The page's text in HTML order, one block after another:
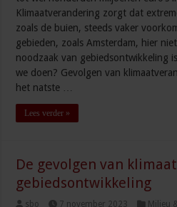
Klimaatverandering zorgt dat
zoals de buien, steeds vaker
gebieden, zoals Amsterdam, hier
noodzaak van gebiedsontwikkeling
we doen? Gevolgen van
het natste …
Lees verder »
De gevolgen van
gebiedsontwikkeling
sbo 7 november 2023 Milieu